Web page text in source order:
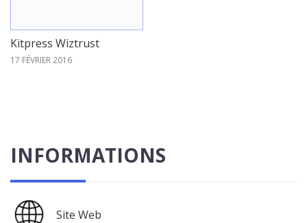
Kitpress Wiztrust
17 FÉVRIER 2016
INFORMATIONS
Site Web